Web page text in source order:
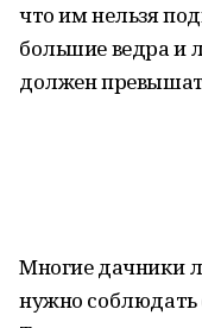
что им нельзя
большие ведра и
должен
Многие дачники
нужно соблюдать